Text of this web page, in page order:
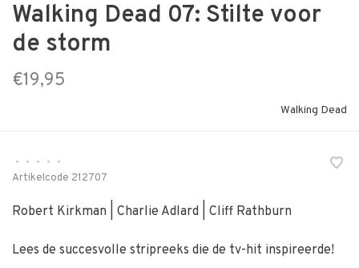
Walking Dead 07: Stilte voor
de storm
€19,95
Walking Dead
• • • •
•
Artikelcode 212707
Robert Kirkman | Charlie Adlard | Cliff Rathburn
Lees de succesvolle stripreeks die de tv-hit inspireerde!